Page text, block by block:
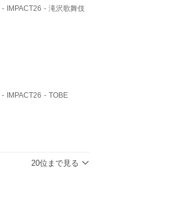
IMPACT26
滝沢歌舞伎
IMPACT26
TOBE
20位まで見る